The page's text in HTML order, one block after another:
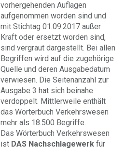
vorhergehenden Auflagen
aufgenommen worden sind und
mit Stichtag 01.09.2017 außer
Kraft oder ersetzt worden sind,
sind vergraut dargestellt. Bei allen
Begriffen wird auf die zugehörige
Quelle und deren Ausgabedatum
verwiesen. Die Seitenanzahl zur
Ausgabe 3 hat sich beinahe
verdoppelt. Mittlerweile enthält
das Wörterbuch Verkehrswesen
mehr als 18.500 Begriffe.
Das Wörterbuch Verkehrswesen
ist DAS Nachschlagewerk für